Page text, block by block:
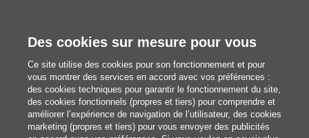
Nous découvrir
blog@pixartprinting.com
Des cookies sur mesure pour vous
Ce site utilise des cookies pour son fonctionnement et pour
vous montrer des services en accord avec vos préférences :
des cookies techniques pour garantir le fonctionnement du site,
des cookies fonctionnels (propres et tiers) pour comprendre et
améliorer l’expérience de navigation de l’utilisateur, des cookies
marketing (propres et tiers) pour vous envoyer des publicités